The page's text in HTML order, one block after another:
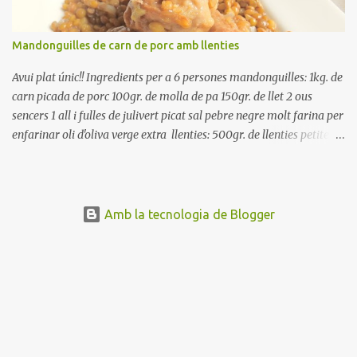
Mandonguilles de carn de porc amb llenties
Avui plat únic!! Ingredients per a 6 persones mandonguilles: 1kg. de
carn picada de porc 100gr. de molla de pa 150gr. de llet 2 ous
sencers 1 all i fulles de julivert picat sal pebre negre molt farina per
enfarinar oli d'oliva verge extra llenties: 500gr. de llenties petites
entre 40 i 50 minuts. Poseu la carn picada en un bol i barregeu-la
Amb la tecnologia de Blogger